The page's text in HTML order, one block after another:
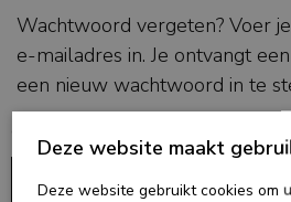
Wachtwoord vergeten? Voer
e-mailadres in. Je ontvangt
een nieuw wachtwoord in te
Deze website maakt
Deze website gebruikt cookies om